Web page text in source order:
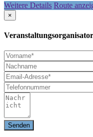
Weitere Details Route
×